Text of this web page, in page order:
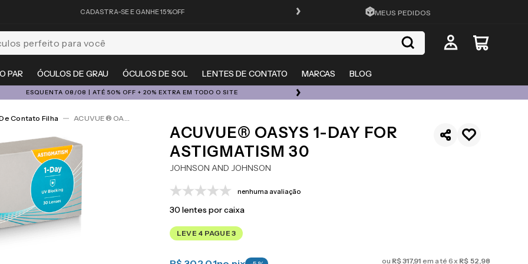
CADASTRA-SE E GANHE 15%OFF FRETE GRÁTIS EM TODO O SITE
MEUS PEDIDOS
PAR ÓCULOS DE GRAU ÓCULOS DE SOL LENTES DE CONTATO MARCAS BLOG
para você
ESQUENTA 08/08 | ATÉ 50% OFF + 20% EXTRA EM TODO O SITE ÓCULOS DE GRAU, SOL E LENTES COM ATÉ 50% OFF + 20% EXTRA
Contato Filha ACUVUE® OASYS 1-Day For Astigmatism 30
ACUVUE® OASYS 1-DAY FOR
ASTIGMATISM 30
JOHNSON AND JOHNSON
nenhuma avaliação
30lentes por caixa
LEVE 4 PAGUE 3
ou R$317,91 em até6x R$ 52,98